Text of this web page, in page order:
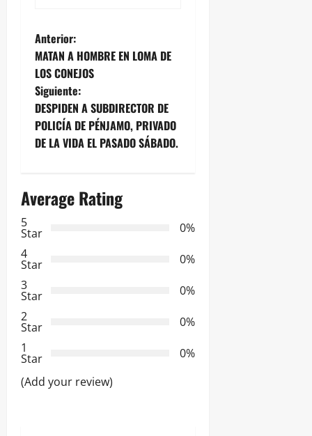
N
a
v
e
a
i
ó
n
d
e
e
Anterior:
MATAN A HOMBRE EN LOMA DE
LOS CONEJOS
Siguiente:
DESPIDEN A SUBDIRECTOR DE
POLICÍA DE PÉNJAMO, PRIVADO
DE LA VIDA EL PASADO SÁBADO.
Average Rating
5
Star
0%
4
Star
0%
3
Star
0%
2
Star
0%
1
Star
0%
(Add your review)